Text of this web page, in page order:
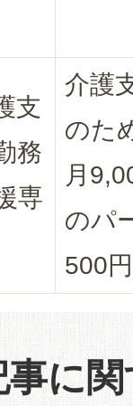
支
務
専
介護
のた
月
のパ
500
事に